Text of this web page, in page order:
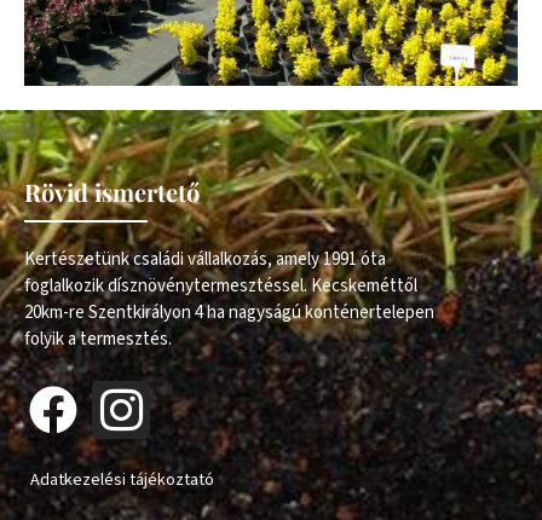
Rövid ismertető
Kertészetünk családi vállalkozás, amely 1991 óta
foglalkozik dísznövénytermesztéssel. Kecskeméttől
20km-re Szentkirályon 4 ha nagyságú konténertelepen
folyik a termesztés.
Adatkezelési tájékoztató